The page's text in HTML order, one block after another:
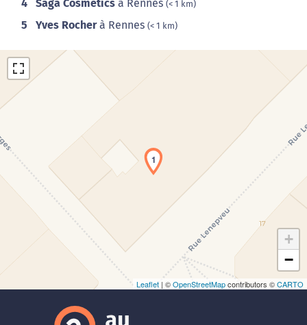
4 Saga Cosmetics à Rennes (< 1 km)
5 Yves Rocherà Rennes (< 1 km)
Chargement de la carte en cours...
1
+
−
Leaflet | ©OpenStreetMapcontributors ©CARTO